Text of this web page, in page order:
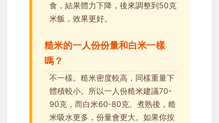
食，結果體力下降，後來調整到50克
米飯，效果更好。
糙米的一人份份量和白米一樣
嗎？
不一樣。糙米密度較高，同樣重量下
體積較小。所以一人份糙米建議70-
90克，而白米60-80克。煮熟後，糙
米吸水更多，份量會更大。如果你按